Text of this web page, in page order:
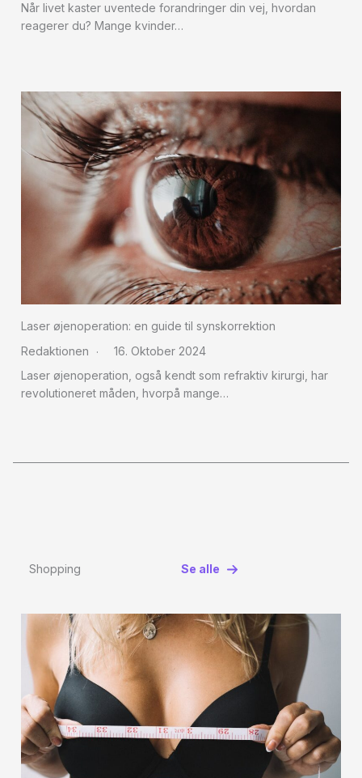
Når livet kaster uventede forandringer din vej, hvordan
reagerer du? Mange kvinder…
Laser øjenoperation: en guide til synskorrektion
Redaktionen
16. Oktober 2024
Laser øjenoperation, også kendt som refraktiv kirurgi, har
revolutioneret måden, hvorpå mange…
Shopping Se alle